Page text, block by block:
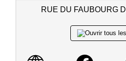
RUE DU FAUBOURG